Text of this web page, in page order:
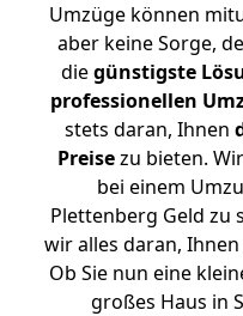
Umzüge können
aber keine Sorge,
diegünstigste
professionellen
stets daran, Ihnen
Preisezu bieten.
bei einem
Plettenberg Geld zu
wir alles daran,
Ob Sie nun eine
großes Haus in